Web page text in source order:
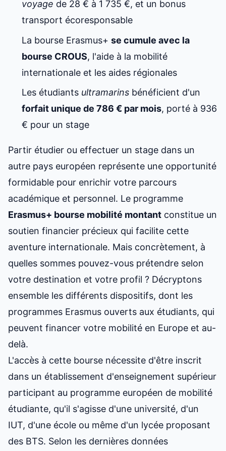
voyage de 28 € à 1 735 €, et un bonus
transport écoresponsable
La bourse Erasmus+ se cumule avec la
bourse CROUS, l'aide à la mobilité
internationale et les aides régionales
Les étudiants ultramarins bénéficient d'un
forfait unique de 786 € par mois, porté à 936
€ pour un stage
Partir étudier ou effectuer un stage dans un
autre pays européen représente une opportunité
formidable pour enrichir votre parcours
académique et personnel. Le programme
Erasmus+ bourse mobilité montant constitue un
soutien financier précieux qui facilite cette
aventure internationale. Mais concrètement, à
quelles sommes pouvez-vous prétendre selon
votre destination et votre profil ? Décryptons
ensemble les différents dispositifs, dont les
programmes Erasmus ouverts aux étudiants, qui
peuvent financer votre mobilité en Europe et au-
delà.
L'accès à cette bourse nécessite d'être inscrit
dans un établissement d'enseignement supérieur
participant au programme européen de mobilité
étudiante, qu'il s'agisse d'une université, d'un
IUT, d'une école ou même d'un lycée proposant
des BTS. Selon les dernières données